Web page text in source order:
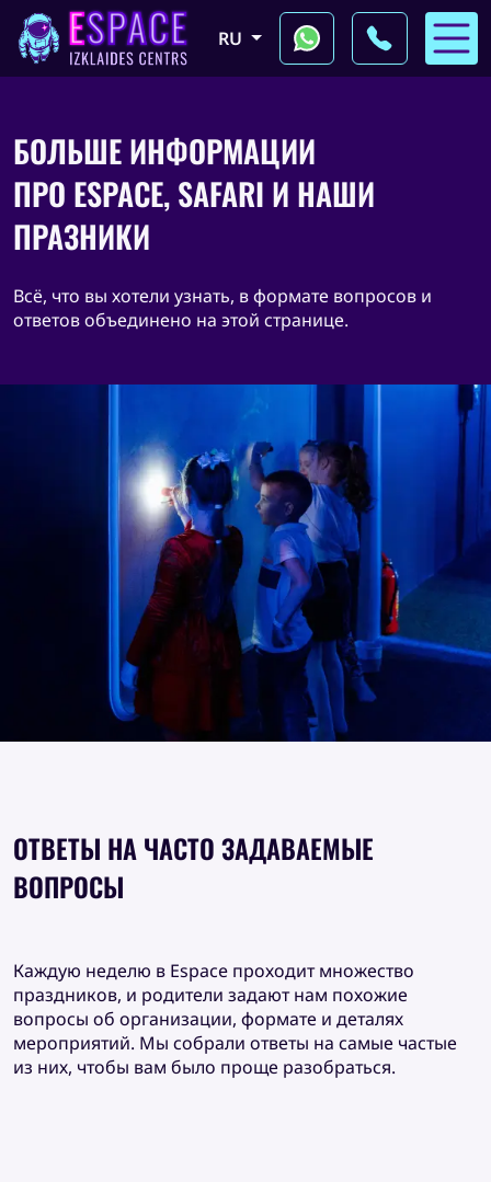
aabb.nav_skip_menu
RU
БОЛЬШЕ ИНФОРМАЦИИ
ПРО ESPACE,SAFARI И НАШИ
ПРАЗНИКИ
Всё, что вы хотели узнать, в формате вопросов и
ответов объединено на этой странице.
ОТВЕТЫ НА ЧАСТО ЗАДАВАЕМЫЕ
ВОПРОСЫ
Каждую неделю в Espace проходит множество
праздников, и родители задают нам похожие
вопросы об организации, формате и деталях
мероприятий. Мы собрали ответы на самые частые
из них, чтобы вам было проще разобраться.